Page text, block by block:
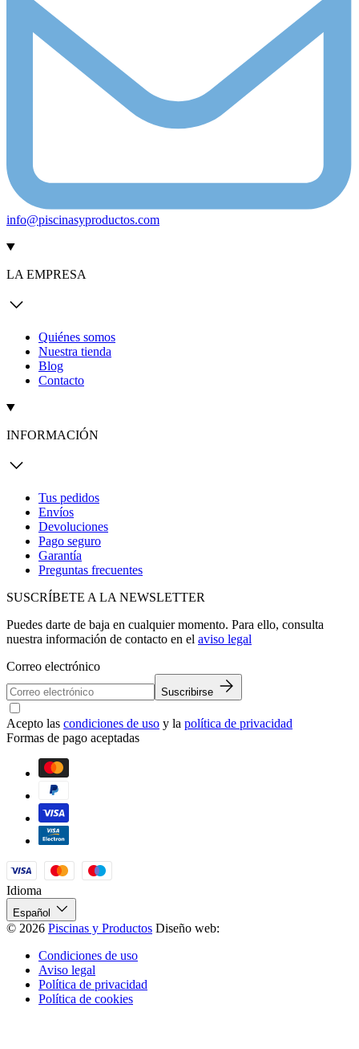
info@piscinasyproductos.com
LA EMPRESA
Quiénes somos
Nuestra tienda
Blog
Contacto
INFORMACIÓN
Tus pedidos
Envíos
Devoluciones
Pago seguro
Garantía
Preguntas frecuentes
SUSCRÍBETE A LA NEWSLETTER
Puedes darte de baja en cualquier momento. Para ello, consulta
nuestra información de contacto en el aviso legal
Correo electrónico
Suscribirse
Acepto las condiciones de uso y la política de privacidad
Formas de pago aceptadas
Idioma
Español
© 2026 Piscinas y Productos Diseño web:
Condiciones de uso
Aviso legal
Política de privacidad
Política de cookies